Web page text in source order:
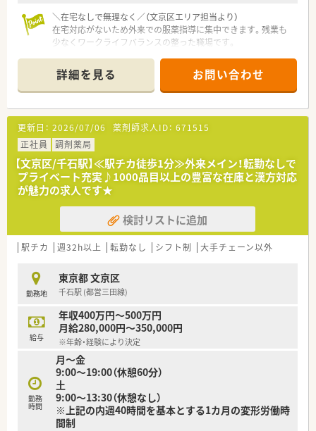
＼在宅なしで無理なく／（文京区エリア担当より）
在宅対応がないため外来での服薬指導に集中できます。残業も
少なくワークライフバランスの整った職場です。
【店舗情報と応需状況について】
■千石駅や白山駅など3駅から徒歩7分と通勤に非常に便利な立
地で、都営三田線や東京メトロ南北線を利用できます。
■内科や小児科から精神科まで多岐にわたる科目を応需してお
り、現在は処方箋の応需枚数を確認中となっております。
■在宅業務への対応が一切ない店舗であり、現在の勤務者数等の
詳細は確認中ですが外来業務に専念できる環境です。
【法人特徴について】
■地域に根ざした薬局運営を展開しており、患者さまの健康を第
一に考えた質の高い医療サービスの提供を目指しています。
■大手チェーンにはないアットホームな雰囲気を大切にしてお
り、スタッフ一人ひとりの意見が反映されやすい環境です。
■従業員の働きやすさを追求し、ワークライフバランスの充実に
【職場環境と雰囲気】
■少人数制ならではの風通しの良さがあり、職種を問わずスタッ
フ同士が助け合いながら和やかに業務を行っている環境です。
■アットホームな雰囲気の中で業務を進めているため、業務中の
疑問点や不安なこともすぐに相談して解決できる職場です。
■新しいメンバーを温かく迎える社風が根付いており、入社後す
ぐに職場に馴染んでスムーズに業務を開始することができます。
【こんな方にオススメ】
■オンとオフのメリハリをつけて働きたい方にとって、サービス
残業がなく季節休暇がしっかりと確保された環境は大変魅力的
です。
詳細を見る お問い合わせ
更新日： 2026/07/06 薬剤師求人ID： 671515
正社員
調剤薬局
【文京区/千石駅】≪駅チカ徒歩1分≫外来メイン！転勤なしで
プライベート充実♪1000品目以上の豊富な在庫と漢方対応
が魅力の求人です★
検討リストに追加
駅チカ 週32h以上 転勤なし シフト制 大手チェーン以外
勤務地
東京都 文京区
千石駅 (都営三田線)
給与
年収400万円～500万円
月給280,000円～350,000円
※年齢・経験により決定
勤務
時間
月～金
9:00～19:00（休憩60分）
土
9:00～13:30（休憩なし）
※上記の内週40時間を基本とする1カ月の変形労働時
間制